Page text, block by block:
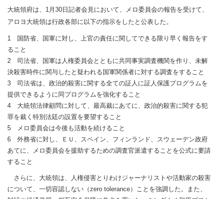
大統領府は、1月30日記者会見において、メロ委員会の報告を受けて、
アロヨ大統領は行政各部に以下の指示をしたと公表した。
1 国防省、国軍に対し、上官の責任に関してできる限り早く報告をす
ること
2 司法省、国軍は人権委員会とともに共同事実調査機関を作り、未解
決殺害時件に関与したと疑われる国軍関係者に対する調査をすること
3 司法省は、政治的殺害に関する全ての証人に証人保護プログラムを
提供できるように同プログラムを強化すること
4 大統領法律顧問に対して、最高裁にあてに、政治的殺害に関する犯
罪を裁く特別法廷の設置を要望すること
5 メロ委員会は今後も活動を続けること
6 外務省に対し、ＥＵ、スペイン、フィンランド、スウェーデン政府
あてに、メロ委員会を援助するための調査官派遣することを公式に要請
すること
さらに、大統領は、人権侵害とりわけジャーナリストや活動家の殺害
について、一切容認しない（zero tolerance）ことを強調した。また、